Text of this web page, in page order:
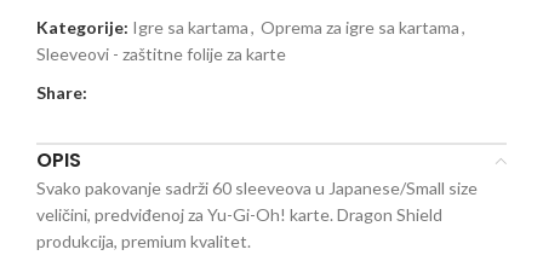
Kategorije: Igre sa kartama, Oprema za igre sa kartama,
Sleeveovi - zaštitne folije za karte
Share:
OPIS
Svako pakovanje sadrži 60 sleeveova u Japanese/Small size
veličini, predviđenoj za Yu-Gi-Oh! karte. Dragon Shield
produkcija, premium kvalitet.